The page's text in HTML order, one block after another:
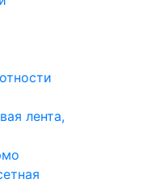
лента,